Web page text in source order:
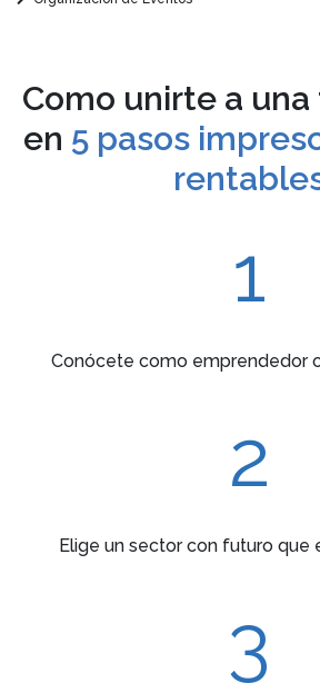
Como unirte a
en 5 pasos
1
Conócete como emprendedor
2
Elige un sector con futuro que
3